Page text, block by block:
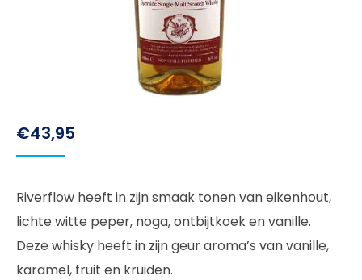
€43,95
Riverflow heeft in zijn smaak tonen van eikenhout,
lichte witte peper, noga, ontbijtkoek en vanille.
Deze whisky heeft in zijn geur aroma’s van vanille,
karamel, fruit en kruiden.